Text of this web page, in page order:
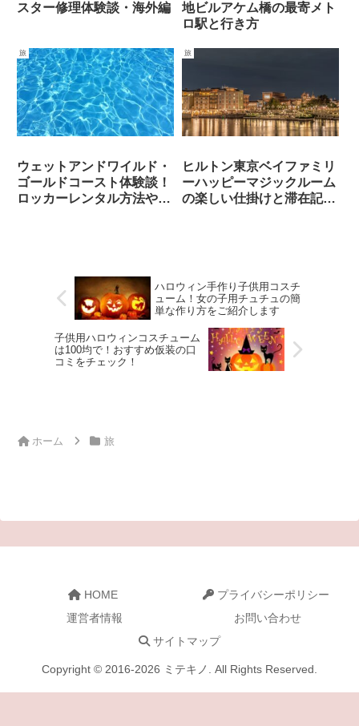
スター修理体験談・海外編
地ビルアケム橋の最寄メト
ロ駅と行き方
旅
ウェットアンドワイルド・
ゴールドコースト体験談！
ロッカーレンタル方法やお
旅
ヒルトン東京ベイファミリ
ーハッピーマジックルーム
の楽しい仕掛けと滞在記口
ハロウィン手作り子供用コスチ
ューム！女の子用チュチュの簡
単な作り方をご紹介します
子供⽤ハロウィンコスチューム
は100均で！おすすめ仮装の口
コミをチェック！
ホーム 旅
HOME
プライバシーポリシー
運営者情報
お問い合わせ
サイトマップ
Copyright © 2016-2026 ミテキノ. All Rights Reserved.